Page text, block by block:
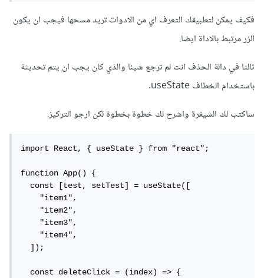
فكيف يمكن لتطبيقك التعرف اي من الادوات تريد مسحها فيجب ان يكون
الزر مرتبط بالاداة ايضا.
ثالثا في دالة الحذف انت لم ترجع شيئا والذي كان يجب ان يتم تحديثة
باستخدام الخطاف useState.
ساكتب لك الشيفرة واشرح لك خطوة بخطوة لكن ارجو التركيز.
import React, { useState } from "react";
function App() {
  const [test, setTest] = useState([
    "item1",
    "item2",
    "item3",
    "item4",
  ]);
  const deleteClick = (index) => {